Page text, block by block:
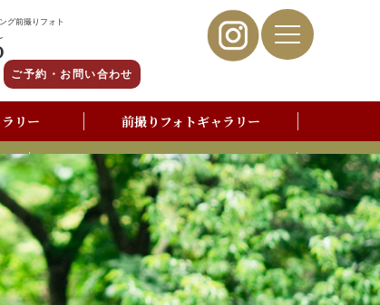
グ前撮りフォト
ご予約・お問い合わせ
リー 前撮りフォトギャラリー
写真撮影よくあるご質問